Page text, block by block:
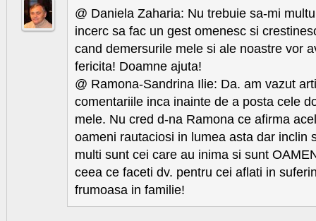
@ Daniela Zaharia: Nu trebuie sa-mi
incerc sa fac un gest omenesc si
cand demersurile mele si ale noastre vor
fericita! Doamne ajuta!
@ Ramona-Sandrina Ilie: Da. am vazut
comentariile inca inainte de a posta cele
mele. Nu cred d-na Ramona ce afirma
oameni rautaciosi in lumea asta dar inclin
multi sunt cei care au inima si sunt
ceea ce faceti dv. pentru cei aflati in
frumoasa in familie!